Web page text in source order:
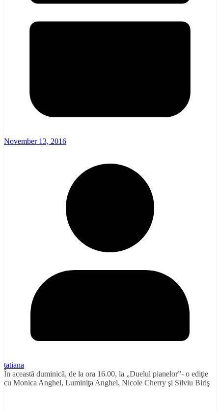
November 13, 2016
tatiana
În această duminică, de la ora 16.00, la „Duelul pianelor”- o ediţie
cu Monica Anghel, Luminiţa Anghel, Nicole Cherry şi Silviu Biriş